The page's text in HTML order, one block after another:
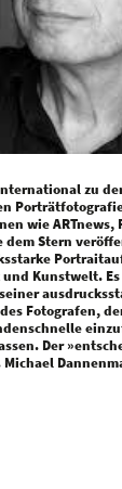
zu
wie ARTnews,
dem Stern
und Kunstwelt.
Fotografen,
Der